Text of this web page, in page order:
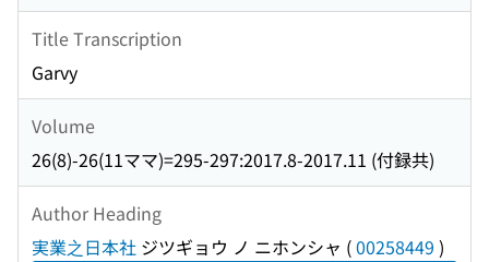
Title Transcription
Garvy
Volume
26(8)-26(11ママ)=295-297:2017.8-2017.11 (付録共)
Author Heading
実業之日本社 ジツギョウ ノ ニホンシャ (00258449 )